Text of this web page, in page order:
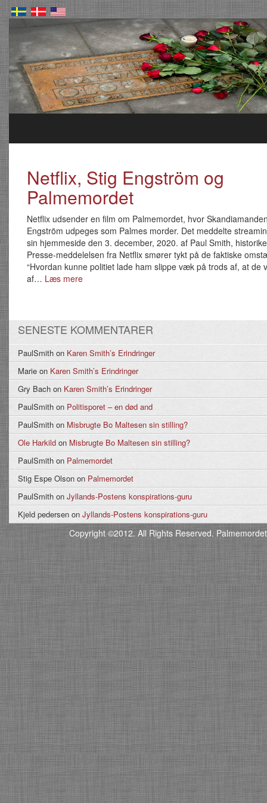
Netflix, Stig Engström og
Palmemordet
Netflix udsender en film om Palmemordet, hvor
Engström udpeges som Palmes morder. Det meddelte
sin hjemmeside den 3. december, 2020. af Paul Smith,
Presse-meddelelsen fra Netflix smører tykt på de faktiske
“Hvordan kunne politiet lade ham slippe væk på trods af, at de
af… Læs mere
SENESTE KOMMENTARER
PaulSmith on Karen Smith’s Erindringer
Marie on Karen Smith’s Erindringer
Gry Bach on Karen Smith’s Erindringer
PaulSmith on Politisporet – en død and
PaulSmith on Misbrugte Bo Maltesen sin stilling?
Ole Harkild on Misbrugte Bo Maltesen sin stilling?
PaulSmith on Palmemordet
Stig Espe Olson on Palmemordet
PaulSmith on Jyllands-Postens konspirations-guru
Kjeld pedersen on Jyllands-Postens konspirations-guru
Copyright ©2012. All Rights Reserved.